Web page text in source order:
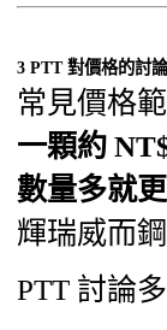
3 PTT 對價格的討
常見價格
一顆約
數量多就更
輝瑞威而
PTT 討論多